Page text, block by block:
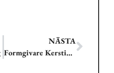
NÄSTA
Formgivare Kerstin Landström